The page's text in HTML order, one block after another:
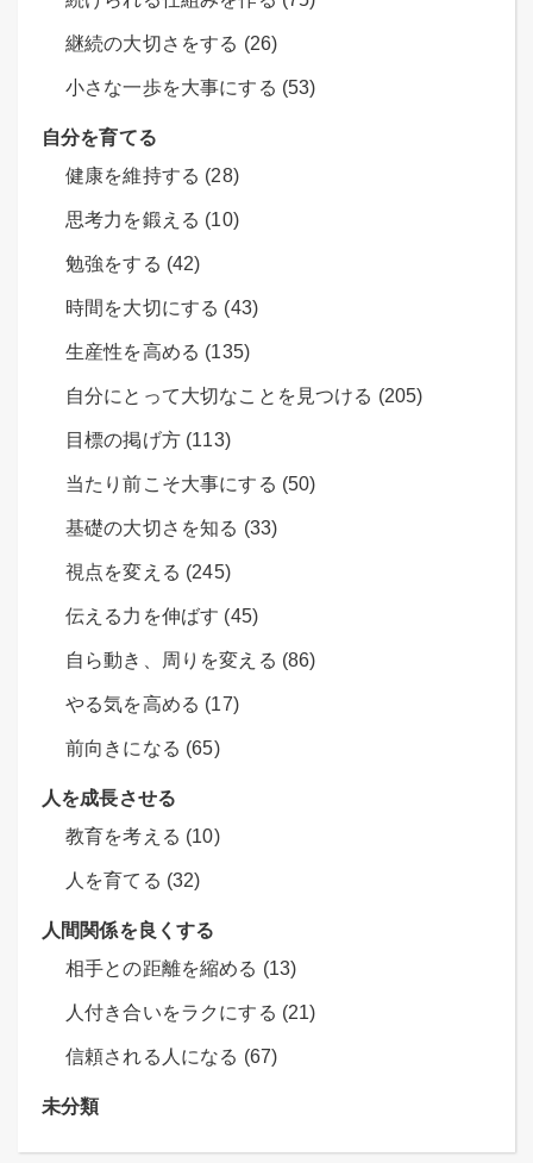
継続の大切さをする (26)
小さな一歩を大事にする (53)
自分を育てる
健康を維持する (28)
思考力を鍛える (10)
勉強をする (42)
時間を大切にする (43)
生産性を高める (135)
自分にとって大切なことを見つける (205)
目標の掲げ方 (113)
当たり前こそ大事にする (50)
基礎の大切さを知る (33)
視点を変える (245)
伝える力を伸ばす (45)
自ら動き、周りを変える (86)
やる気を高める (17)
前向きになる (65)
人を成長させる
教育を考える (10)
人を育てる (32)
人間関係を良くする
相手との距離を縮める (13)
人付き合いをラクにする (21)
信頼される人になる (67)
未分類